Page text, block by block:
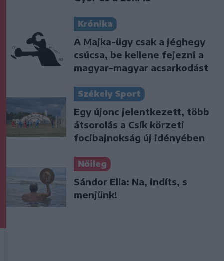
Krónika
A Majka-ügy csak a jéghegy
csúcsa, be kellene fejezni a
magyar–magyar acsarkodást
Székely Sport
Egy újonc jelentkezett, több
átsorolás a Csík körzeti
focibajnokság új idényében
Nőileg
Sándor Ella: Na, indíts, s
menjünk!